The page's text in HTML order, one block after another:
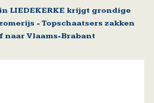
LIEDEKERKE krijgt grondige
- Topschaatsers zakken
naar Vlaams-Brabant